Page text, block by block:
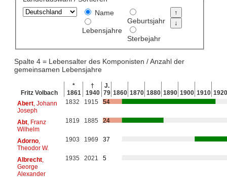
Name
Lebensjahre
Geburtsjahr
Sterbejahr
Spalte 4 = Lebensalter des Komponisten / Anzahl der
gemeinsamen Lebensjahre
Fritz Volbach
*
1861
†
1940
J.
79 1860 1870 1880 1890 1900 1910 1920
Abert, Johann
Joseph
1832 1915 54
Abt, Franz
Wilhelm
1819 1885 24
Adorno,
Theodor W.
1903 1969 37
Albrecht,
George
Alexander
1935 2021 5